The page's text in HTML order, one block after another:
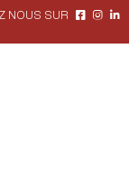
NOUS SUR